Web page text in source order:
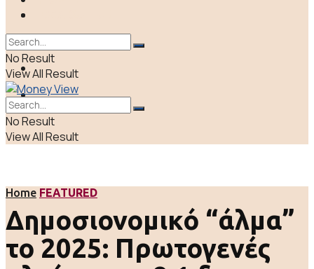
ΕΛΛΑΔΑ
ΑΠΟΨΕΙΣ
LIFE & CULTURE
No Result
View All Result
No Result
View All Result
Home FEATURED
Δημοσιονομικό “άλμα”
το 2025: Πρωτογενές